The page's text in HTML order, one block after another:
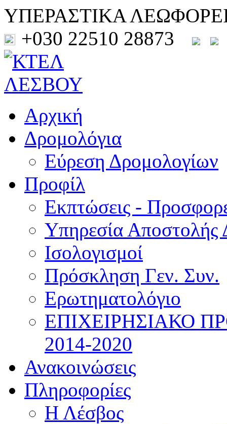
ΥΠΕΡΑΣΤΙΚΑ
+030 22510 28873
Αρχική
Δρομολόγια
Εύρεση Δρομολογίων
Προφίλ
Εκπτώσεις -
Υπηρεσία Αποστολής
Ισολογισμοί
Πρόσκληση Γεν. Συν.
Ερωτηματολόγιο
ΕΠΙΧΕΙΡΗΣΙΑΚΟ
2014-2020
Ανακοινώσεις
Πληροφορίες
Η Λέσβος